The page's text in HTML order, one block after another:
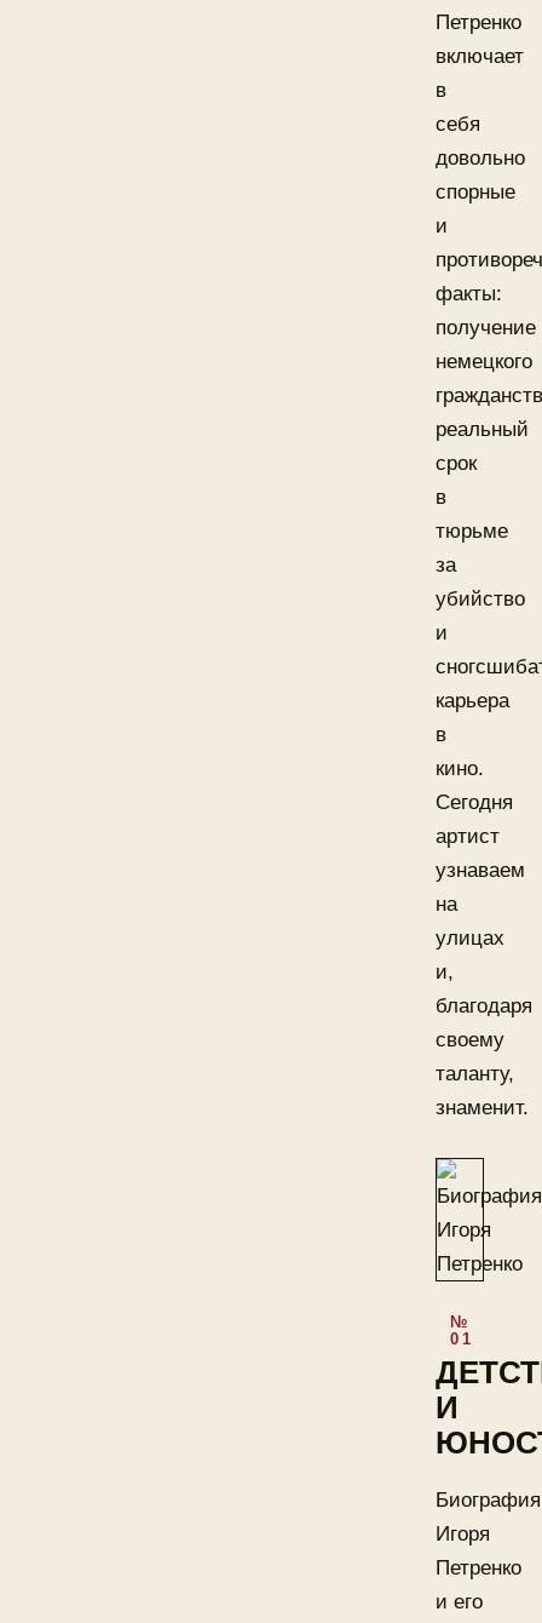
Петренко
включает
в
себя
довольно
спорные
и
факты:
получение
немецкого
реальный
срок
в
тюрьме
за
убийство
и
карьера
в
кино.
Сегодня
артист
узнаваем
на
улицах
и,
благодаря
своему
таланту,
знаменит.
И
Биография
Игоря
Петренко
и его